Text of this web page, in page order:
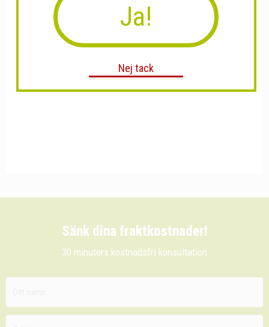
Sänk dina fraktkostnader!
30 minuters kostnadsfri konsultation
Ja!
Nej tack